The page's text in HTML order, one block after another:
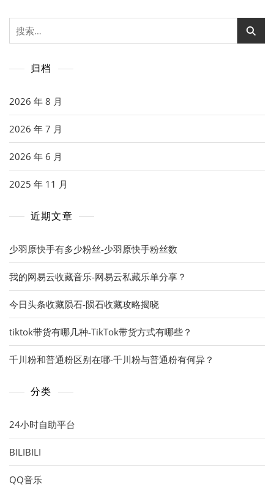
搜
索：
归档
2026 年 8 月
2026 年 7 月
2026 年 6 月
2025 年 11 月
近期文章
少羽原快手有多少粉丝-少羽原快手粉丝数
我的网易云收藏音乐-网易云私藏乐单分享？
今日头条收藏陨石-陨石收藏攻略揭晓
tiktok带货有哪几种-TikTok带货方式有哪些？
千川粉和普通粉区别在哪-千川粉与普通粉有何异？
分类
24小时自助平台
BILIBILI
QQ音乐